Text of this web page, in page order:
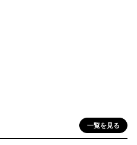
一覧を見る